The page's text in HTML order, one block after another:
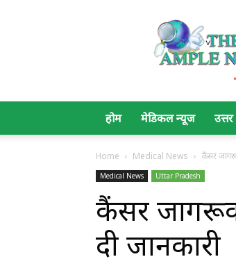
होम मेडिकल न्यूज उत्तर
Home Medical News कैंसर
Medical News Uttar Pradesh
कैंसर
दी जानकारी